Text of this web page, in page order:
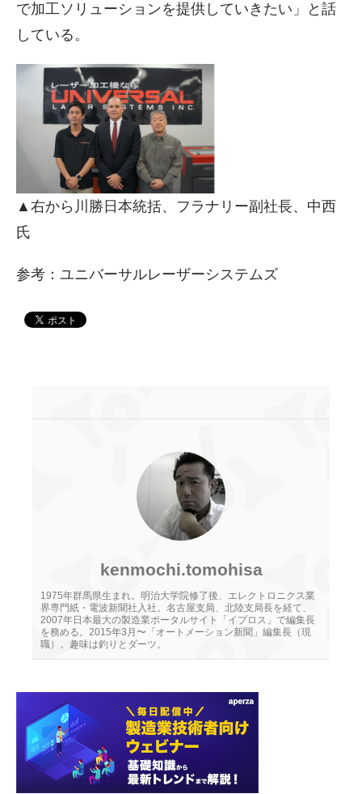
で加工ソリューションを提供していきたい」と話
している。
▲右から川勝日本統括、フラナリー副社長、中西
氏
参考：ユニバーサルレーザーシステムズ
kenmochi.tomohisa
1975年群馬県生まれ。明治大学院修了後、エレクトロニクス業
界専門紙・電波新聞社入社。名古屋支局、北陸支局長を経て、
2007年日本最大の製造業ポータルサイト「イプロス」で編集長
を務める。2015年3月〜「オートメーション新聞」編集長（現
職）。趣味は釣りとダーツ。